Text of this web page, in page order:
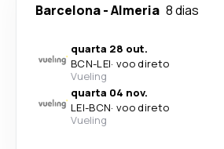
Barcelona-Almeria 8 dias
quarta 28 out.
BCN-LEI· voo direto
Vueling
quarta 04 nov.
LEI-BCN· voo direto
Vueling